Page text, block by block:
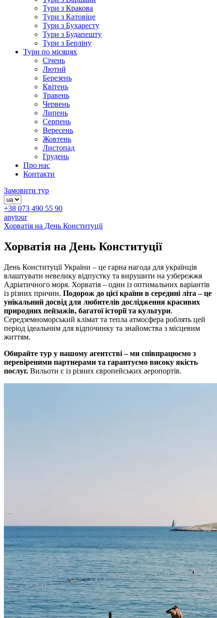
Тури з Кракова
Тури з Катовіце
Тури з Бухаресту
Тури з Будапешту
Тури з Берліну
Тури по місяцях
Січень
Лютий
Березень
Квітень
Травень
Червень
Липень
Серпень
Вересень
Жовтень
Листопад
Грудень
Про нас
Контакти
Замовити тур
+38 073 490 55 90
anytour
Хорватія на День Конституції
Хорватія на День Конституції
День Конституції України – це гарна нагода для українців
влаштувати невелику відпустку та вирушити на узбережжя
Адріатичного моря. Хорватія – один із оптимальних варіантів
із різних причин. Подорож до цієї країни в середині літа – це
унікальний досвід для любителів дослідження красивих
природних пейзажів, багатої історії та культури.
Середземноморський клімат та тепла атмосфера роблять цей
період ідеальним для відпочинку та знайомства з місцевим
життям.
Обирайте тур у нашому агентстві – ми співпрацюємо з
перевіреними партнерами та гарантуємо високу якість
послуг. Вильоти є із різних європейських аеропортів.